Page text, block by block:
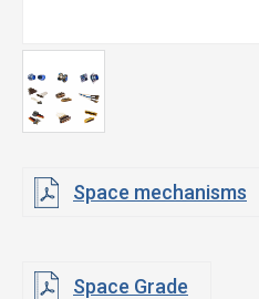
Space mechanisms
Space Grade